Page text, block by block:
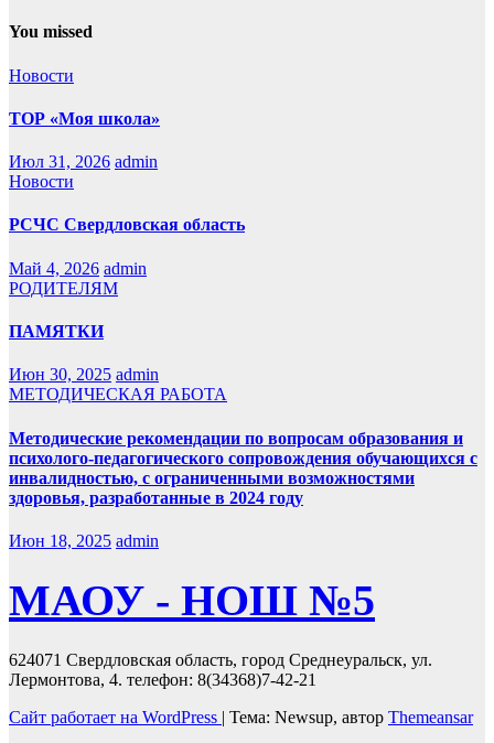
You missed
Новости
ТОР «Моя школа»
Июл 31, 2026 admin
Новости
РСЧС Свердловская область
Май 4, 2026 admin
РОДИТЕЛЯМ
ПАМЯТКИ
Июн 30, 2025 admin
МЕТОДИЧЕСКАЯ РАБОТА
Методические рекомендации по вопросам образования и
психолого-педагогического сопровождения обучающихся с
инвалидностью, с ограниченными возможностями
здоровья, разработанные в 2024 году
Июн 18, 2025 admin
МАОУ - НОШ №5
624071 Свердловская область, город Среднеуральск, ул.
Лермонтова, 4. телефон: 8(34368)7-42-21
Сайт работает на WordPress | Тема: Newsup, автор Themeansar